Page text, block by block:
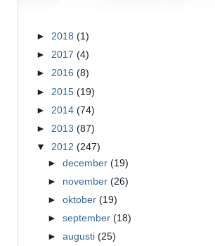
► 2018 (1)
► 2017 (4)
► 2016 (8)
► 2015 (19)
► 2014 (74)
► 2013 (87)
▼ 2012 (247)
►december(19)
► november(26)
►oktober(19)
►september(18)
►augusti(25)